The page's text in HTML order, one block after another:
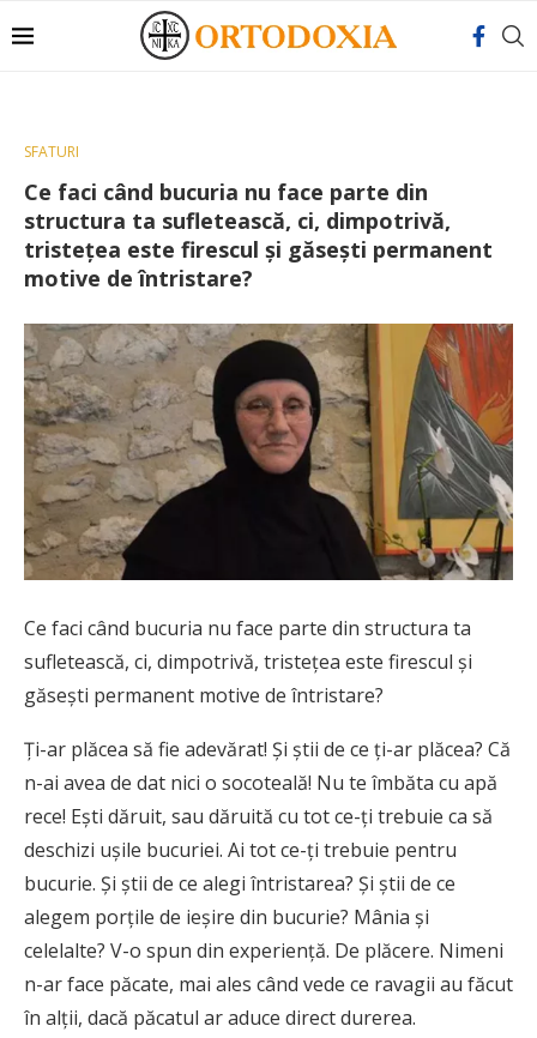
SFATURI
Ce faci când bucuria nu face parte din
structura ta sufletească, ci, dimpotrivă,
tristețea este firescul și găsești permanent
motive de întristare?
Ce faci când bucuria nu face parte din structura ta
sufletească, ci, dimpotrivă, tristețea este firescul și
găsești permanent motive de întristare?
Ţi-ar plăcea să fie adevărat! Și știi de ce ți-ar plăcea? Că
n-ai avea de dat nici o socoteală! Nu te îmbăta cu apă
rece! Ești dăruit, sau dăruită cu tot ce-ți trebuie ca să
deschizi ușile bucuriei. Ai tot ce-ți trebuie pentru
bucurie. Și știi de ce alegi întristarea? Și știi de ce
alegem porțile de ieșire din bucurie? Mânia și
celelalte? V-o spun din experiență. De plăcere. Nimeni
n-ar face păcate, mai ales când vede ce ravagii au făcut
în alții, dacă păcatul ar aduce direct durerea.